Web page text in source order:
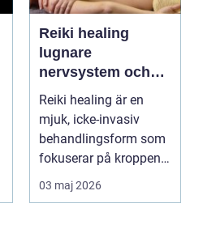
Reiki healing
lugnare
nervsystem och
djupare
återhämtning
Reiki healing är en
mjuk, icke-invasiv
behandlingsform som
fokuserar på kroppens
egen förmåga att lä...
03 maj 2026